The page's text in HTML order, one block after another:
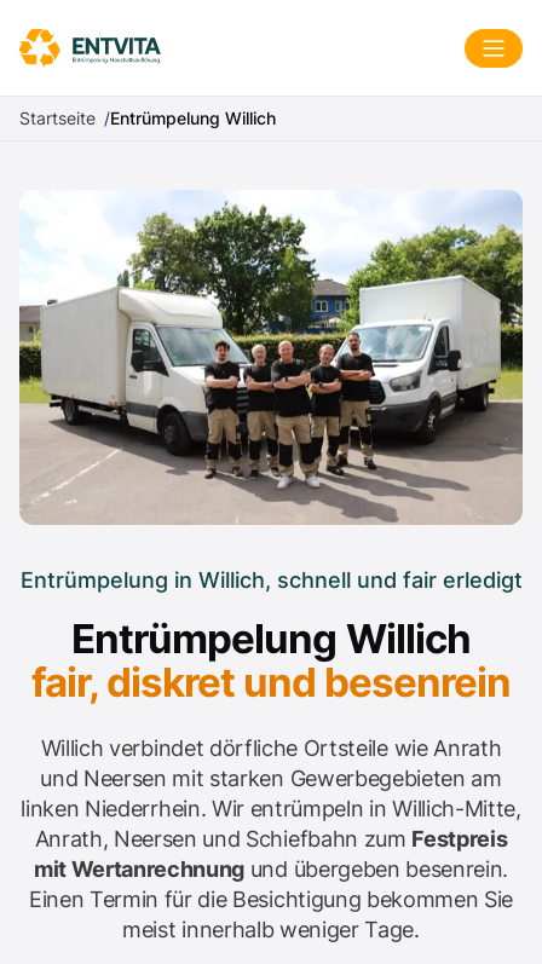
Startseite Entrümpelung Willich
Entrümpelung in Willich, schnell und fair erledigt
Entrümpelung Willich
fair, diskret und besenrein
Willich verbindet dörfliche Ortsteile wie Anrath
und Neersen mit starken Gewerbegebieten am
linken Niederrhein. Wir entrümpeln in Willich-Mitte,
Anrath, Neersen und Schiefbahn zum Festpreis
mit Wertanrechnung und übergeben besenrein.
Einen Termin für die Besichtigung bekommen Sie
meist innerhalb weniger Tage.